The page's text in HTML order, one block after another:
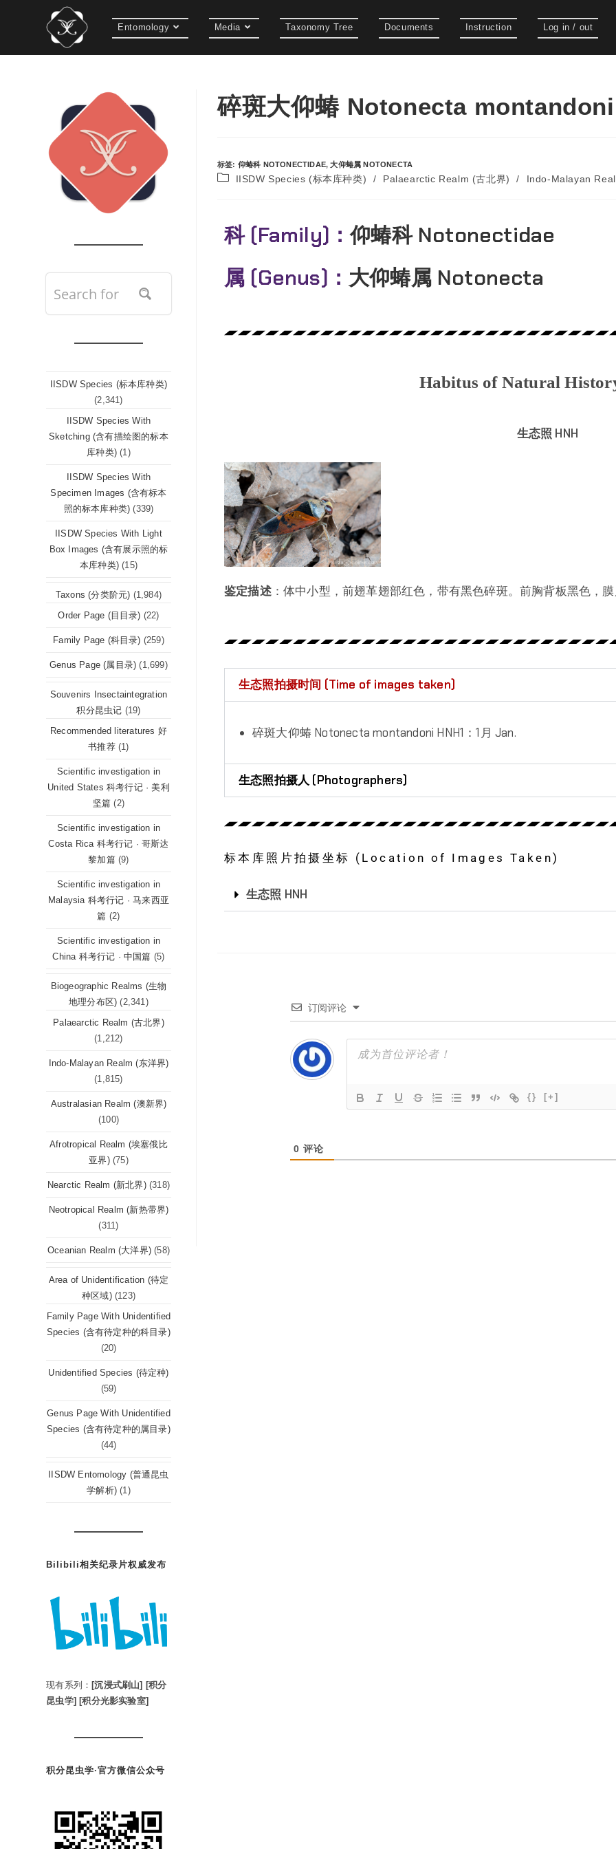
Entomology Media Taxonomy Tree Documents Instruction Log in / out
碎斑大仰蝽 Notonecta montandoni
标签: 仰蝽科 NOTONECTIDAE, 大仰蝽属 NOTONECTA
IISDW Species (标本库种类) / Palaearctic Realm (古北界) / Indo-Malayan
科 (Family)：仰蝽科 Notonectidae
属 (Genus)： 大仰蝽属 Notonecta
Habitus of Natural
生态照 HNH
鉴定描述：体中小型，前翅革翅部红色，带有黑色碎斑。前胸背板黑色，
生态照拍摄时间 (Time of images taken)
碎斑大仰蝽 Notonecta montandoni HNH1：1月 Jan.
生态照拍摄人 (Photographers)
标本库照片拍摄坐标 (Location of Images Taken)
生态照 HNH
订阅评论
{} [+]
0 评论
IISDW Species (标本库种类)
(2,341)
IISDW Species With
Sketching (含有描绘图的标本
库种类) (1)
IISDW Species With
Specimen Images (含有标本
照的标本库种类) (339)
IISDW Species With Light
Box Images (含有展示照的标
本库种类) (15)
Taxons (分类阶元) (1,984)
Order Page (目目录) (22)
Family Page (科目录) (259)
Genus Page (属目录) (1,699)
Souvenirs Insectaintegration
积分昆虫记 (19)
Recommended literatures 好
书推荐 (1)
Scientific investigation in
United States 科考行记 · 美利
坚篇 (2)
Scientific investigation in
Costa Rica 科考行记 · 哥斯达
黎加篇 (9)
Scientific investigation in
Malaysia 科考行记 · 马来西亚
篇 (2)
Scientific investigation in
China 科考行记 · 中国篇 (5)
Biogeographic Realms (生物
地理分布区) (2,341)
Palaearctic Realm (古北界)
(1,212)
Indo-Malayan Realm (东洋界)
(1,815)
Australasian Realm (澳新界)
(100)
Afrotropical Realm (埃塞俄比
亚界) (75)
Nearctic Realm (新北界) (318)
Neotropical Realm (新热带界)
(311)
Oceanian Realm (大洋界) (58)
Area of Unidentification (待定
种区域) (123)
Family Page With Unidentified
Species (含有待定种的科目录)
(20)
Unidentified Species (待定种)
(59)
Genus Page With Unidentified
Species (含有待定种的属目录)
(44)
IISDW Entomology (普通昆虫
学解析) (1)
Bilibili相关纪录片权威发布
现有系列： [沉浸式刷山] [积分
昆虫学] [积分光影实验室]
积分昆虫学·官方微信公众号